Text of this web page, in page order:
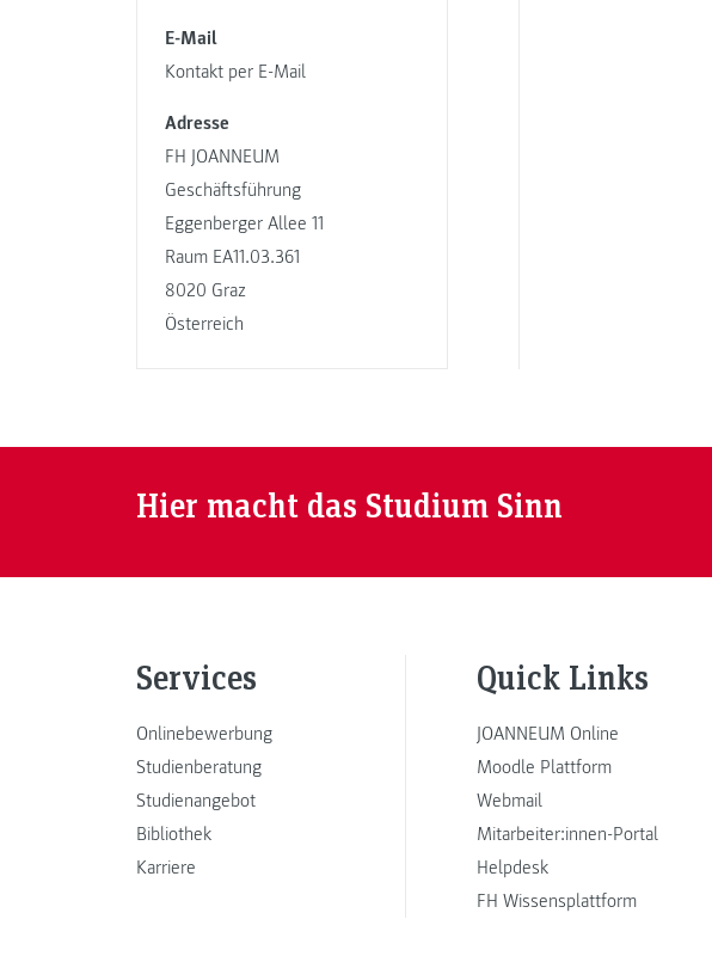
E-Mail
Kontakt per E-Mail
Adresse
FH JOANNEUM
Geschäftsführung
Eggenberger Allee 11
Raum EA11.03.361
8020 Graz
Österreich
Hier macht das Studium Sinn
Services
Onlinebewerbung
Studienberatung
Studienangebot
Bibliothek
Karriere
Quick Links
JOANNEUM Online
Moodle Plattform
Webmail
Mitarbeiter:innen-Portal
Helpdesk
FH Wissensplattform